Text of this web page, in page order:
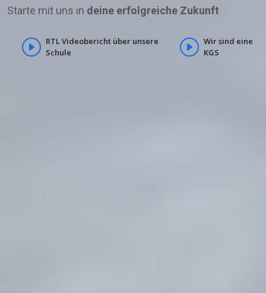
Starte mit uns in deine erfolgreiche Zukunft
RTL Videobericht über unsere
Schule
Wir sind eine
KGS